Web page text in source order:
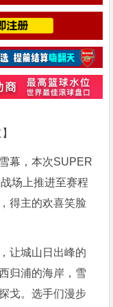
幕，本次SUPER
场上推进至赛程
得主的欢喜笑脸
让城山日出峰的
归浦的海岸，雪
戈。选手们漫步